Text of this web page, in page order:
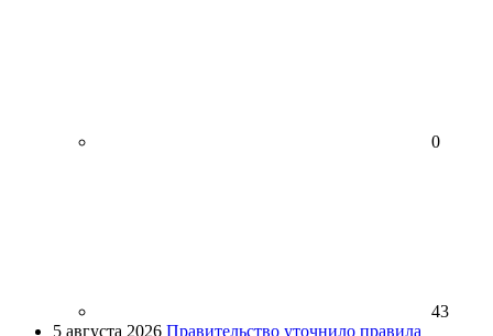
0
43
5 августа 2026 Правительство уточнило правила